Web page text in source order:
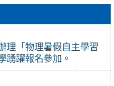
理「物理暑假自主學習
踴躍報名參加。